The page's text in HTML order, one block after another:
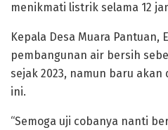
menikmati listrik selama 12
Kepala Desa Muara Pantuan,
pembangunan air bersih
sejak 2023, namun baru
ini.
“Semoga uji cobanya nanti